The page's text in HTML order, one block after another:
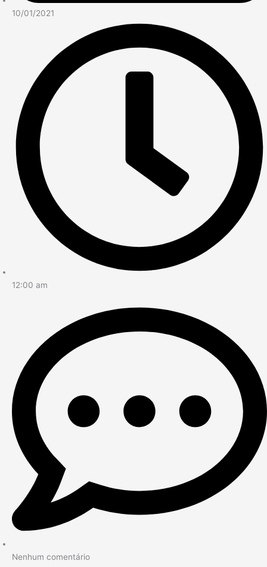
10/01/2021
12:00 am
Nenhum comentário